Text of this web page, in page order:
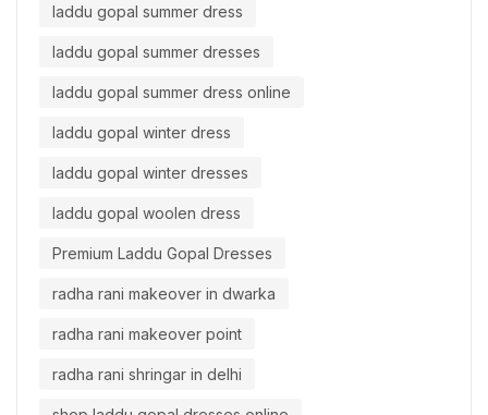
laddu gopal summer dress
laddu gopal summer dresses
laddu gopal summer dress online
laddu gopal winter dress
laddu gopal winter dresses
laddu gopal woolen dress
Premium Laddu Gopal Dresses
radha rani makeover in dwarka
radha rani makeover point
radha rani shringar in delhi